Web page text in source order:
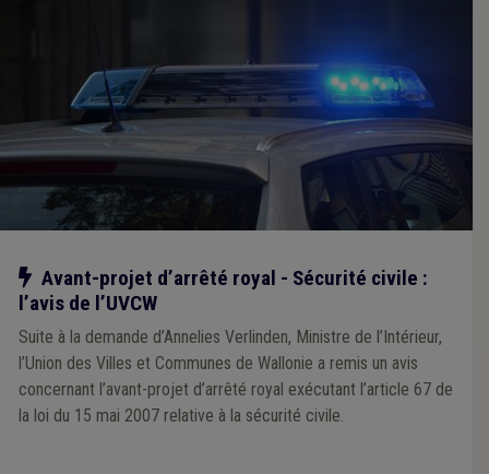
Notre action
Avant-projet d’arrêté royal - Sécurité civile :
l’avis de l’UVCW
Suite à la demande d’Annelies Verlinden, Ministre de l’Intérieur,
l’Union des Villes et Communes de Wallonie a remis un avis
concernant l’avant-projet d’arrêté royal exécutant l’article 67 de
la loi du 15 mai 2007 relative à la sécurité civile.